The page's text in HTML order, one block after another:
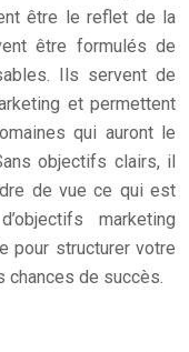
être le reflet de la
être formulés de
Ils servent de
et permettent
qui auront le
objectifs clairs, il
de vue ce qui est
marketing
pour structurer votre
chances de succès.